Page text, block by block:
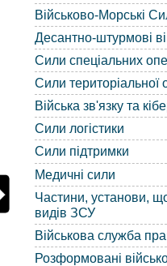
Військово-Морські
Десантно-штурмові
Сили спеціальних
Сили територіальної
Війська зв'язку та
Сили логістики
Сили підтримки
Медичні сили
Частини, установи,
видів ЗСУ
Військова служба
Розформовані